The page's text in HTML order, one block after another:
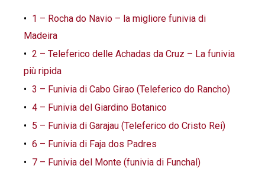
1 – Rocha do Navio – la migliore funivia di
Madeira
2 – Teleferico delle Achadas da Cruz – La funivia
più ripida
3 – Funivia di Cabo Girao (Teleferico do Rancho)
4 – Funivia del Giardino Botanico
5 – Funivia di Garajau (Teleferico do Cristo Rei)
6 – Funivia di Faja dos Padres
7 – Funivia del Monte (funivia di Funchal)